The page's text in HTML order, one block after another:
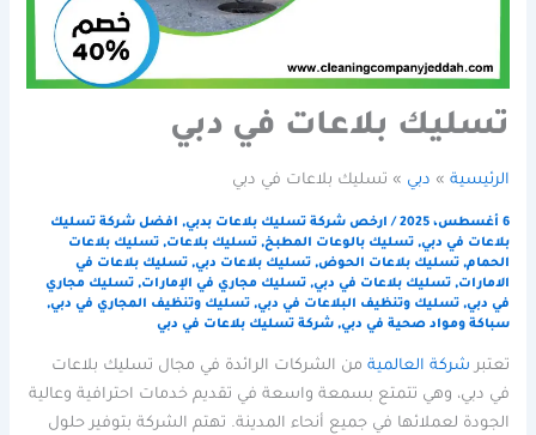
تسليك بلاعات في دبي
الرئيسية دبي تسليك بلاعات في دبي
6 أغسطس، 2025 / ارخص شركة تسليك بلاعات بدبي, افضل شركة تسليك
بلاعات في دبي,تسليك بالوعات المطبخ,تسليك بلاعات,تسليك بلاعات
الحمام,تسليك بلاعات الحوض,تسليك بلاعات دبي,تسليك بلاعات في
الامارات,تسليك بلاعات في دبي,تسليك مجاري في الإمارات,تسليك مجاري
في دبي,تسليك وتنظيف البلاعات في دبي,تسليك وتنظيف المجاري في دبي,
سباكة ومواد صحية في دبي,شركة تسليك بلاعات في دبي
تعتبر شركة العالمية من الشركات الرائدة في مجال تسليك بلاعات
في دبي، وهي تتمتع بسمعة واسعة في تقديم خدمات احترافية وعالية
الجودة لعملائها في جميع أنحاء المدينة. تهتم الشركة بتوفير حلول